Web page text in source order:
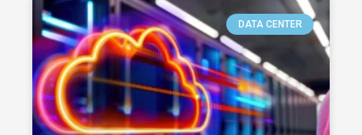
DATA CENTER